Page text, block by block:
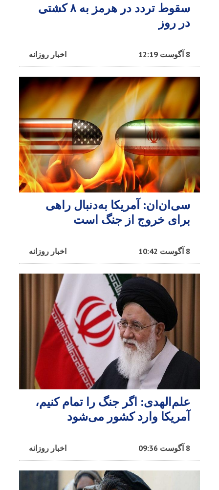
سقوط تردد در هرمز به ۸ کشتی
در روز
اخبار روزانه 8 آگوست 12:19
سی‌ان‌ان: آمریکا به‌دنبال راهی
برای خروج از جنگ است
اخبار روزانه 8 آگوست 10:42
علم‌الهدی: اگر جنگ را تمام کنیم،
آمریکا وارد کشور می‌شود
اخبار روزانه 8 آگوست 09:36